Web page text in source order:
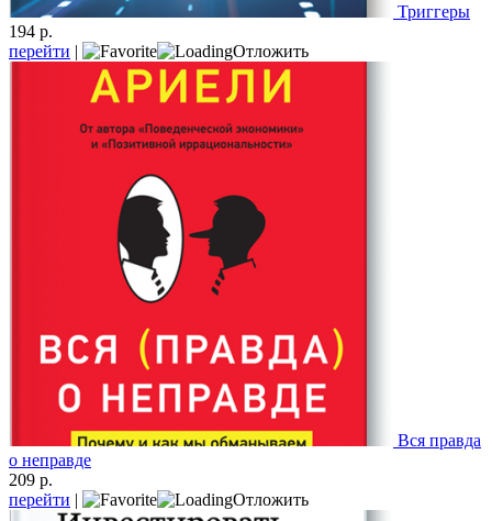
Триггеры
194 р.
перейти | Отложить
Вся правда
о неправде
209 р.
перейти | Отложить